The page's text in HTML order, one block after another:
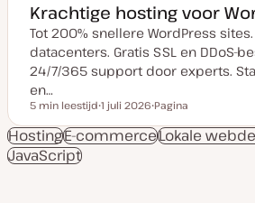
Krachtige hosting voor
Tot 200% snellere WordPress
datacenters. Gratis SSL en DDoS-
24/7/365 support door experts.
en…
Leestijd
5 min leestijd
a
t
1 juli 2026
o
s
Pagina
HostingE-commerceLokale
JavaScript